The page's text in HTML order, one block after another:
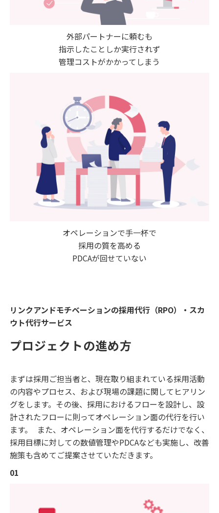
外部パートナーに頼むも
指示したことしか実行されず
管理コストがかかってしまう
オペレーションで手一杯で
採用の質を高める
PDCAが回せていない
リンクアンドモチベーションの採用代行（RPO）・スカ
ウト代行サービス
プロジェクトの進め方
まずは採用ご担当者と、現在取り組まれている採用活動
の内容やプロセス、および現場の課題に関してヒアリン
グをします。その後、採用におけるフローを設計し、設
計されたフローに則ってオペレーション面の代行を行い
ます。 また、オペレーション面を代行するだけでなく、
採用目標に対しての数値管理やPDCAなども実施し、改善
施策も含めてご提案させていただきます。
01